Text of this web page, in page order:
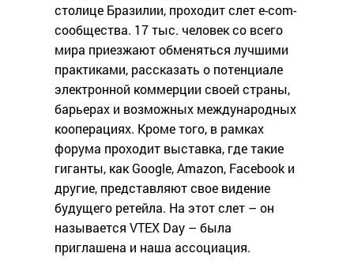
столице Бразилии, проходит слет e-com-
сообщества. 17 тыс. человек со всего
мира приезжают обменяться лучшими
практиками, рассказать о потенциале
электронной коммерции своей страны,
барьерах и возможных международных
кооперациях. Кроме того, в рамках
форума проходит выставка, где такие
гиганты, как Google, Amazon, Facebook и
другие, представляют свое видение
будущего ретейла. На этот слет – он
называется VTEX Day – была
приглашена и наша ассоциация.